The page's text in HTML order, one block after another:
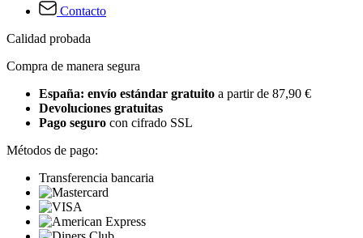
Contacto
Calidad probada
Compra de manera segura
España: envío estándar gratuito a partir de 87,90 €
Devoluciones gratuitas
Pago seguro con cifrado SSL
Métodos de pago:
Transferencia bancaria